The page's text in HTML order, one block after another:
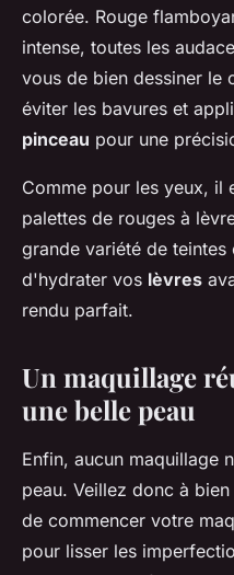
colorée. Rouge
intense, toutes les
vous de bien dessiner le
éviter les bavures et
pinceau pour une
Comme pour les yeux, il
palettes de rouges à
grande variété de
d'hydrater vos lèvres
rendu parfait.
Un maquillage
une belle peau
Enfin, aucun maquillage
peau. Veillez donc à
de commencer votre
pour lisser les